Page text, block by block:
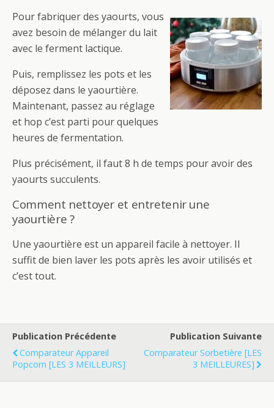
Pour fabriquer des yaourts, vous
avez besoin de mélanger du lait
avec le ferment lactique.
Puis, remplissez les pots et les
déposez dans le yaourtière.
Maintenant, passez au réglage
et hop c’est parti pour quelques
heures de fermentation.
Plus précisément, il faut 8 h de temps pour avoir des
yaourts succulents.
Comment nettoyer et entretenir une
yaourtière ?
Une yaourtière est un appareil facile à nettoyer. Il
suffit de bien laver les pots après les avoir utilisés et
c’est tout.
Publication Précédente
Comparateur Appareil
Popcorn [LES 3 MEILLEURS]
Publication Suivante
Comparateur Sorbetière [LES
3 MEILLEURES]